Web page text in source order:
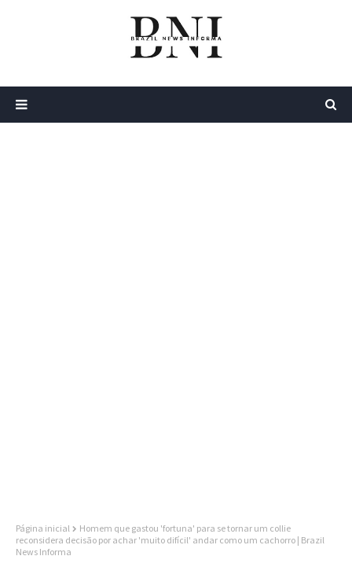
Página inicial
Homem que gastou 'fortuna' para se tornar um collie
reconsidera decisão por achar 'muito difícil' andar como um cachorro | Brazil
News Informa